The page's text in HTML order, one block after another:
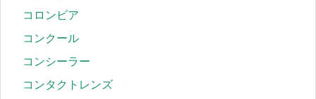
コロンビア
コンクール
コンシーラー
コンタクトレンズ